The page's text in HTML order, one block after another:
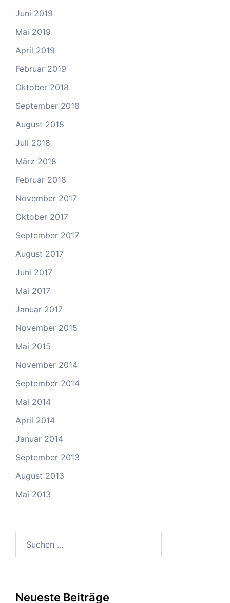
Juni 2019
Mai 2019
April 2019
Februar 2019
Oktober 2018
September 2018
August 2018
Juli 2018
März 2018
Februar 2018
November 2017
Oktober 2017
September 2017
August 2017
Juni 2017
Mai 2017
Januar 2017
November 2015
Mai 2015
November 2014
September 2014
Mai 2014
April 2014
Januar 2014
September 2013
August 2013
Mai 2013
Neueste Beiträge